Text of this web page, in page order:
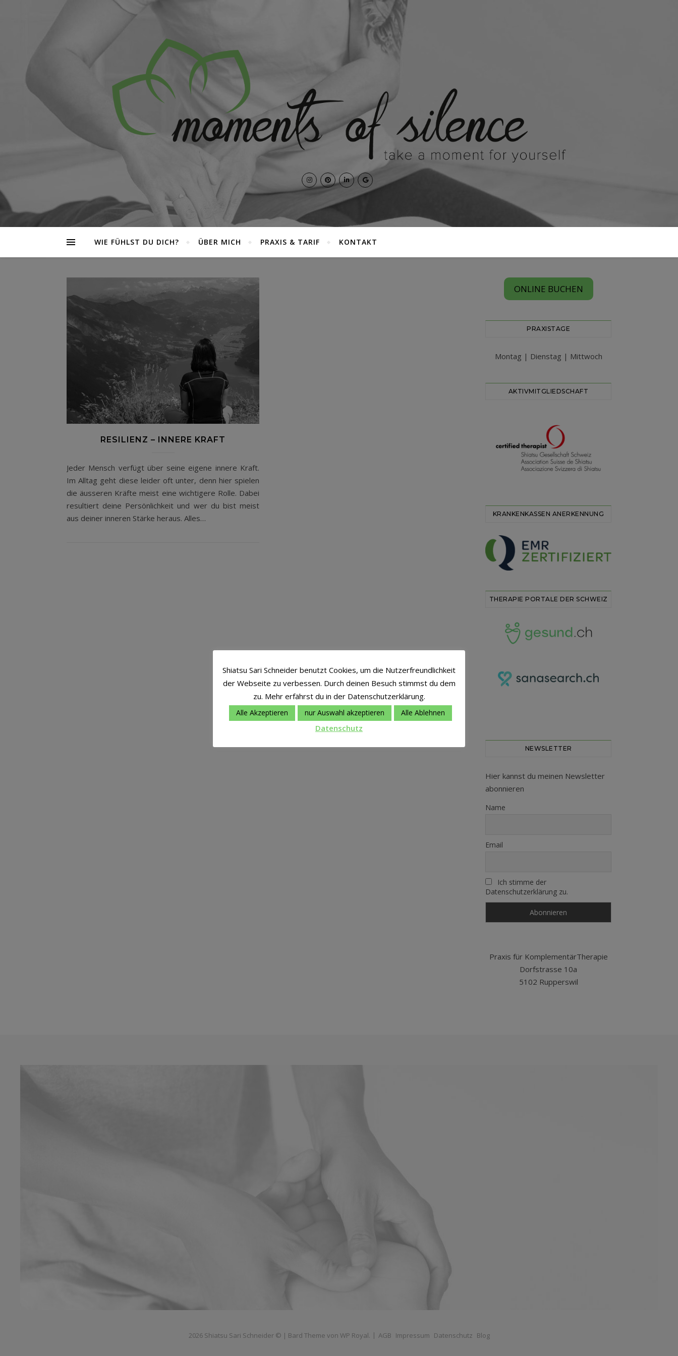
WIE FÜHLST DU DICH? ÜBER MICH PRAXIS & TARIF KONTAKT
RESILIENZ – INNERE KRAFT
Jeder Mensch verfügt über seine eigene innere Kraft.
Im Alltag geht diese leider oft unter, denn hier spielen
die äusseren Kräfte meist eine wichtigere Rolle. Dabei
resultiert deine Persönlichkeit und wer du bist meist
aus deiner inneren Stärke heraus. Alles…
ONLINE BUCHEN
PRAXISTAGE
Montag | Dienstag | Mittwoch
AKTIVMITGLIEDSCHAFT
KRANKENKASSEN ANERKENNUNG
THERAPIE PORTALE DER SCHWEIZ
NEWSLETTER
Hier kannst du meinen Newsletter
abonnieren
Name
Email
Ich stimme der
Datenschutzerklärung zu.
Praxis für KomplementärTherapie
Dorfstrasse 10a
5102 Rupperswil
2026 Shiatsu Sari Schneider © | Bard Theme von WP Royal. AGB Impressum Datenschutz Blog
Shiatsu Sari Schneider benutzt Cookies, um die Nutzerfreundlichkeit
der Webseite zu verbessen. Durch deinen Besuch stimmst du dem
zu. Mehr erfährst du in der Datenschutzerklärung.
Alle Akzeptieren nur Auswahl akzeptieren Alle Ablehnen
Datenschutz